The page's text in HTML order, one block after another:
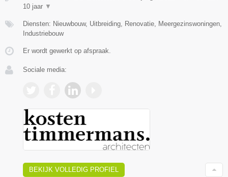
10 jaar ▼
Diensten: Nieuwbouw, Uitbreiding, Renovatie, Meergezinswoningen,
Industriebouw
Er wordt gewerkt op afspraak.
Sociale media:
BEKIJK VOLLEDIG PROFIEL